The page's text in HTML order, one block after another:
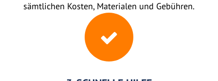
sämtlichen Kosten, Materialen und Gebühren.